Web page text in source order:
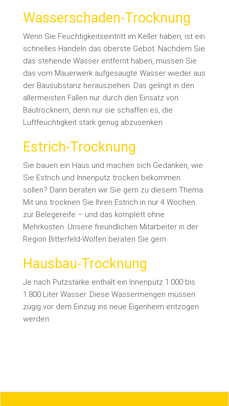
Wasserschaden-Trocknung
Wenn Sie Feuchtigkeitseintritt im Keller haben, ist ein
schnelles Handeln das oberste Gebot. Nachdem Sie
das stehende Wasser entfernt haben, müssen Sie
das vom Mauerwerk aufgesaugte Wasser wieder aus
der Bausubstanz herausziehen. Das gelingt in den
allermeisten Fällen nur durch den Einsatz von
Bautrocknern, denn nur sie schaffen es, die
Luftfeuchtigkeit stark genug abzusenken.
Estrich-Trocknung
Sie bauen ein Haus und machen sich Gedanken, wie
Sie Estrich und Innenputz trocken bekommen
sollen? Dann beraten wir Sie gern zu diesem Thema.
Mit uns trocknen Sie Ihren Estrich in nur 4 Wochen
zur Belegereife – und das komplett ohne
Mehrkosten. Unsere freundlichen Mitarbeiter in der
Region Bitterfeld-Wolfen beraten Sie gern.
Hausbau-Trocknung
Je nach Putzstärke enthält ein Innenputz 1.000 bis
1.800 Liter Wasser. Diese Wassermengen müssen
zügig vor dem Einzug ins neue Eigenheim entzogen
werden.